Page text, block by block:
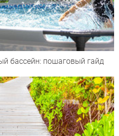
бассейн: пошаговый гайд